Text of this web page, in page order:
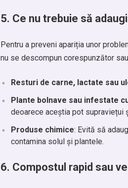
5. Ce nu trebuie să
Pentru a preveni apariția unor
nu se descompun corespunzător
Resturi de carne, lactate sau
Plante bolnave sau infestate
deoarece aceștia pot supraviețui
Produse chimice: Evită să
contamina solul și plantele.
6. Compostul rapid sau